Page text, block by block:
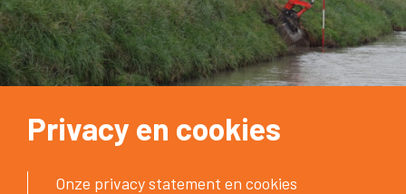
Privacy en cookies
Onze privacy statement en cookies